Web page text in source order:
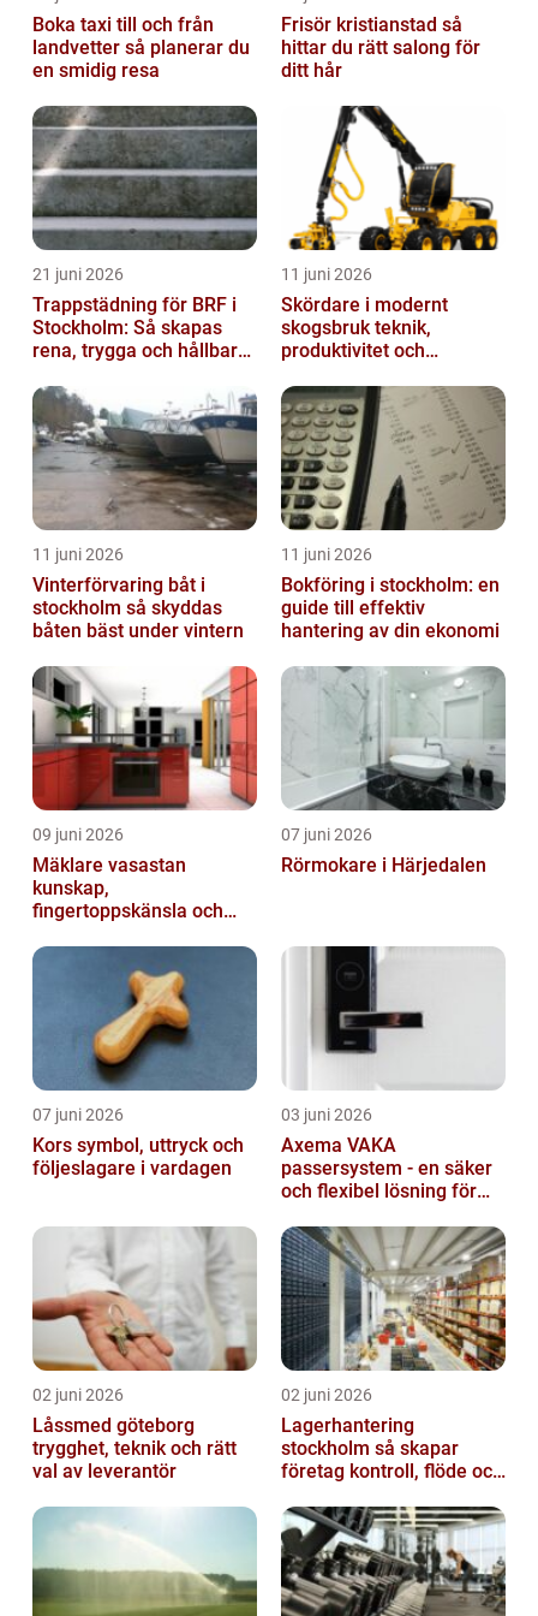
Boka taxi till och från
landvetter så planerar du
en smidig resa
Frisör kristianstad så
hittar du rätt salong för
ditt hår
21 juni 2026
Trappstädning för BRF i
Stockholm: Så skapas
rena, trygga och hållbara
11 juni 2026
Skördare i modernt
skogsbruk teknik,
produktivitet och
11 juni 2026
Vinterförvaring båt i
stockholm så skyddas
båten bäst under vintern
11 juni 2026
Bokföring i stockholm: en
guide till effektiv
hantering av din ekonomi
09 juni 2026
Mäklare vasastan
kunskap,
fingertoppskänsla och
07 juni 2026
Rörmokare i Härjedalen
07 juni 2026
Kors symbol, uttryck och
följeslagare i vardagen
03 juni 2026
Axema VAKA
passersystem - en säker
och flexibel lösning för
02 juni 2026
Låssmed göteborg
trygghet, teknik och rätt
val av leverantör
02 juni 2026
Lagerhantering
stockholm så skapar
företag kontroll, flöde och